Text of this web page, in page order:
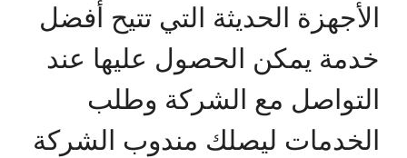
الأجهزة الحديثة التي تتيح أفضل
خدمة يمكن الحصول عليها عند
التواصل مع الشركة وطلب
الخدمات ليصلك مندوب الشركة